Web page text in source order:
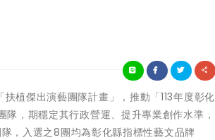
植傑出演藝團隊計畫」，推動「113年度彰化
，期穩定其行政營運、提升專業創作水準，
，入選之8團均為彰化縣指標性藝文品牌